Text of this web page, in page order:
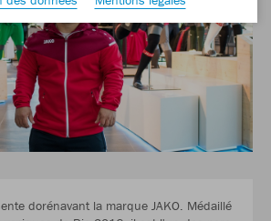
dorénavant la marque JAKO. Médaillé